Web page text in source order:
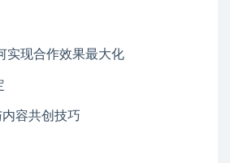
实现合作效果最大化
容共创技巧